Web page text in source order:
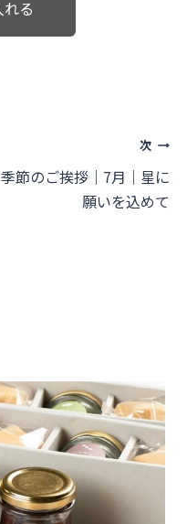
次
季節のご挨拶｜7月｜星に
願いを込めて